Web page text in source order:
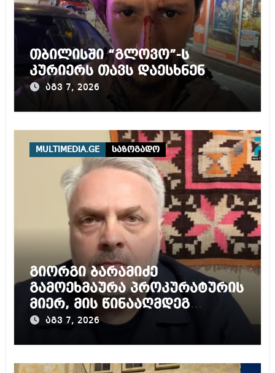
თბილისში “გლოვო”-ს
კურიერს თავს დაესხნენ
აგვ 7, 2026
MULTIMEDIA.GE საზოგადო
გიორგი ბარამიძე
გამოეხმაურა პროკურატურის
მიერ, მის წინააღმდეგ
დაწყებულ გამოძიებას
აგვ 7, 2026